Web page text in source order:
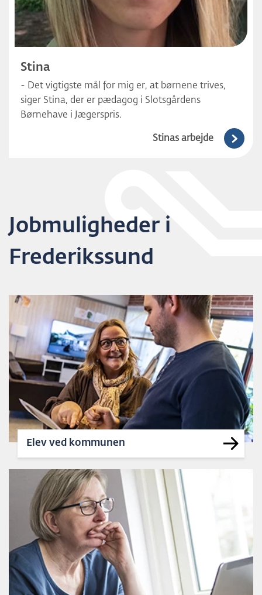
Stina
- Det vigtigste mål for mig er, at børnene trives,
siger Stina, der er pædagog i Slotsgårdens
Børnehave i Jægerspris.
Stinas arbejde
Jobmuligheder i
Frederikssund
Elev ved kommunen